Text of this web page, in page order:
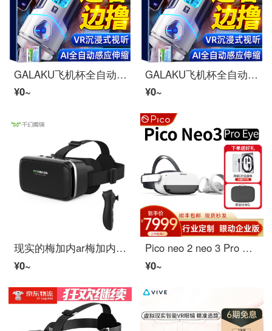
GALAKU飞机杯全自动缩缩吸新品男性夹吸玩具男静音振动成人倒模情趣用品【5 D连动】AI网络杯+VR Megane+开冲礼包
¥0~
GALAKU飞机杯全自动缩缩吸新品男性夹吸玩具男静音振动成人倒模情趣用品【5 D连动】AI网络杯+VR Megane+开冲礼包
¥0~
现实的梅加内ar梅加内3 D电影Apple Android智能手机旗舰版
¥0~
Pico neo 2 neo 3 Pro EYE眼动版6自由度巴查尔现实VR机器VR MeganeGameMeganePico Neo 3 Pro Eye
¥0~